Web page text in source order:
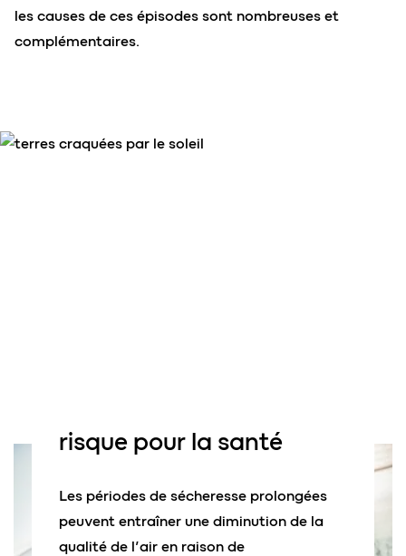
les causes de ces épisodes sont nombreuses et
complémentaires.
risque pour la santé
Les périodes de sécheresse prolongées
peuvent entraîner une diminution de la
qualité de l’air en raison de